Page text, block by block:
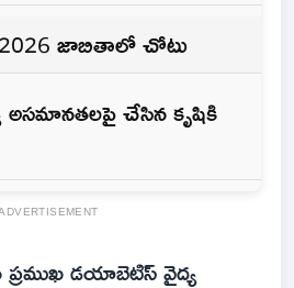
2026 జాబితాలో చోటు
చేసిన కృషికి
డయాబెటిస్ వైద్య